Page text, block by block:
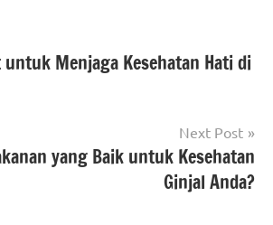
Menjaga Kesehatan Hati di
Next Post
yang Baik untuk Kesehatan
Ginjal Anda?